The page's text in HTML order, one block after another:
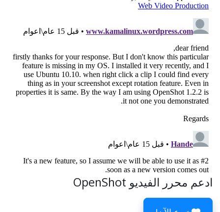
ادعم محرر الفيديو OpenShot